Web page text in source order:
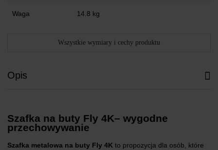
Waga 14.8 kg
Wszystkie wymiary i cechy produktu
Opis
Szafka na buty Fly 4K– wygodne
przechowywanie
Szafka metalowa na buty Fly 4K to propozycja dla osób, które